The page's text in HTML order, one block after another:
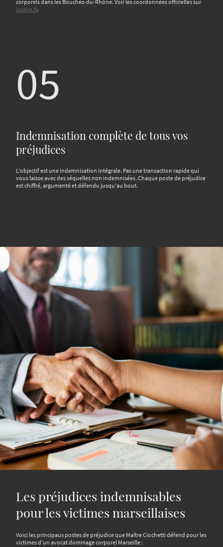
corporels dans les Bouches-du-Rhône. Voir les coordonnées officielles sur
justice.fr.
05
Indemnisation complète de tous vos
préjudices
L'objectif est une indemnisation intégrale. Pas une transaction rapide qui
vous laisse avec des séquelles non indemnisées. Chaque poste de préjudice
est chiffré, argumenté et défendu jusqu'au bout.
Les préjudices indemnisables
pour les victimes marseillaises
Voici les principaux postes de préjudice que Maître Ciochetti défend pour les
victimes d'un avocat dommage corporel Marseille :